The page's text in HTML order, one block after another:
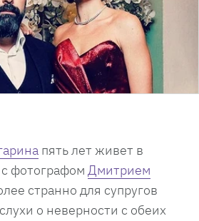
пять лет живет в
фотографом Дмитрием
странно для супругов
о неверности с обеих